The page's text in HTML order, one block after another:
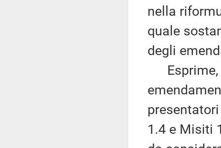
nella
quale
degli
Esprime,
1.4 e Misiti